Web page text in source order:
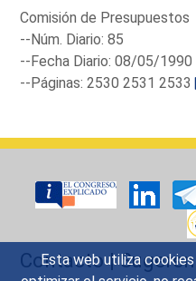
Esta web utiliza
Comisión de Presupuestos
--Núm. Diario: 85
--Fecha Diario: 08/05/1990
--Páginas: 2530 2531 2533
Contacto|